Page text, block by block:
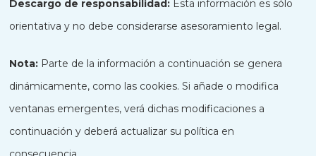
Descargo de responsabilidad: Esta información es sólo
orientativa y no debe considerarse asesoramiento legal.
Nota: Parte de la información a continuación se genera
dinámicamente, como las cookies. Si añade o modifica
ventanas emergentes, verá dichas modificaciones a
continuación y deberá actualizar su política en